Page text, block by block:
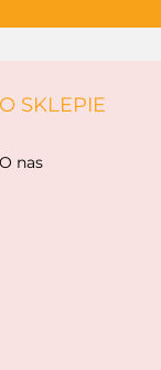
O SKLEPIE
O nas